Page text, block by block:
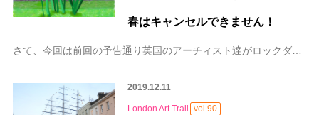
春はキャンセルできません！
さて、今回は前回の予告通り英国のアーチィスト達がロックダウン下でどんな行動を起こしているのかみていきたいと思います。 「Two Audio Walk」のための音
2019.12.11
London Art Trail vol.90